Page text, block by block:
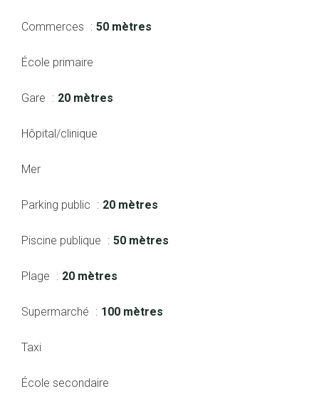
Commerces 50 mètres
École primaire
Gare 20 mètres
Hôpital/clinique
Mer
Parking public 20 mètres
Piscine publique 50 mètres
Plage 20 mètres
Supermarché 100 mètres
Taxi
École secondaire